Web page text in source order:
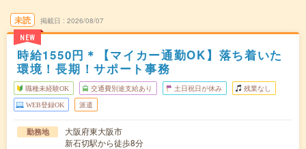
未読
NEW
掲載日 2026/08/07
時給1550円＊【マイカー通勤OK】落ち着いた
環境！長期！サポート事務
職種未経験OK 交通費別途支給あり 土日祝日が休み 残業なし
WEB登録OK 派遣
勤務地
大阪府東大阪市
新石切駅から徒歩8分